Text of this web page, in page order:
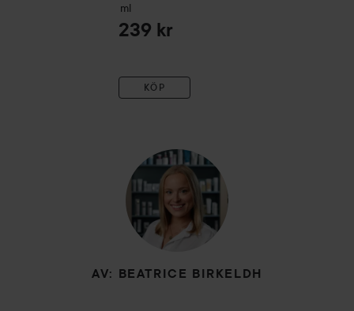
ml
239 kr
KÖP
AV: BEATRICE BIRKELDH